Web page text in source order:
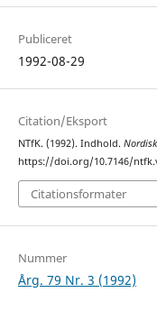
Publiceret
1992-08-29
Citation/Eksport
NTfK. (1992). Indhold.
https://doi.org/10.7146/
Citationsformater
Nummer
Årg. 79 Nr. 3 (1992)